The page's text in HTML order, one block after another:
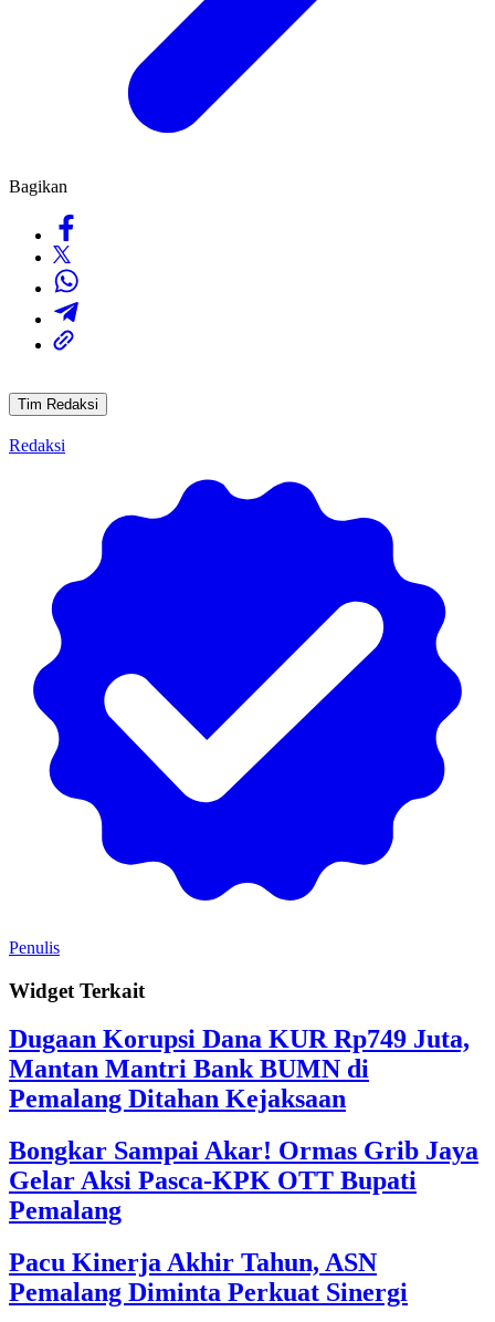
Bagikan
Tim Redaksi
Redaksi
Penulis
Widget Terkait
Dugaan Korupsi Dana KUR Rp749 Juta,
Mantan Mantri Bank BUMN di
Pemalang Ditahan Kejaksaan
Bongkar Sampai Akar! Ormas Grib Jaya
Gelar Aksi Pasca-KPK OTT Bupati
Pemalang
Pacu Kinerja Akhir Tahun, ASN
Pemalang Diminta Perkuat Sinergi